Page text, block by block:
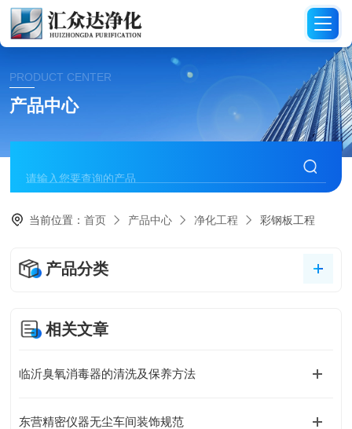
PRODUCT CENTER
产品中心
当前位置：首页 产品中心 净化工程 彩钢板工程
产品分类
相关文章
临沂臭氧消毒器的清洗及保养方法
东营精密仪器无尘车间装饰规范